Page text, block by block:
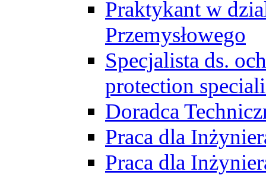
Praktykant w
Przemysłowego
Specjalista ds.
protection
Doradca
Praca dla
Praca dla